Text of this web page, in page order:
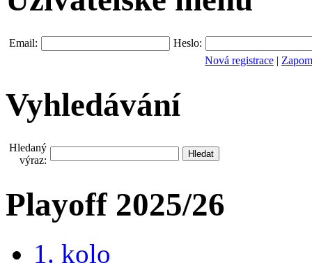
Email:
Heslo:
Nová registrace |
Vyhledávání
Hledaný
výraz:
Playoff 2025/26
1. kolo